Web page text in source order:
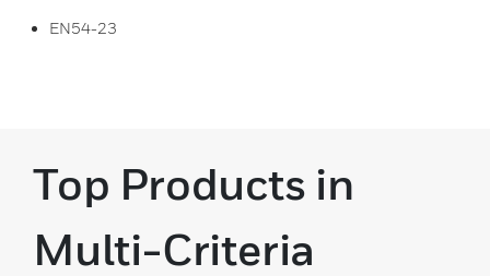
EN54-23
Top Products in
Multi-Criteria